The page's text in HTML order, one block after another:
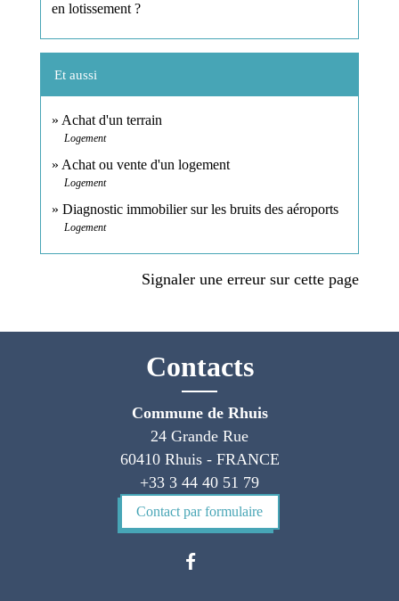
en lotissement ?
Et aussi
Achat d'un terrain
Logement
Achat ou vente d'un logement
Logement
Diagnostic immobilier sur les bruits des aéroports
Logement
Signaler une erreur sur cette page
Contacts
Commune de Rhuis
24 Grande Rue
60410 Rhuis - FRANCE
+33 3 44 40 51 79
Contact par formulaire